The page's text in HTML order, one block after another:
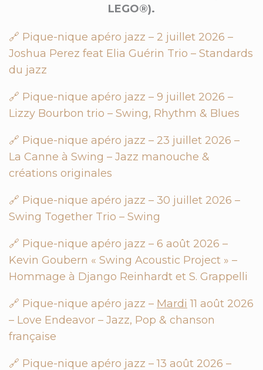
LEGO®).
🔗 Pique-nique apéro jazz – 2 juillet 2026 –
Joshua Perez feat Elia Guérin Trio – Standards
du jazz
🔗 Pique-nique apéro jazz – 9 juillet 2026 –
Lizzy Bourbon trio – Swing, Rhythm & Blues
🔗 Pique-nique apéro jazz – 23 juillet 2026 –
La Canne à Swing – Jazz manouche &
créations originales
🔗 Pique-nique apéro jazz – 30 juillet 2026 –
Swing Together Trio – Swing
🔗 Pique-nique apéro jazz – 6 août 2026 –
Kevin Goubern « Swing Acoustic Project » –
Hommage à Django Reinhardt et S. Grappelli
🔗 Pique-nique apéro jazz – Mardi 11 août 2026
– Love Endeavor – Jazz, Pop & chanson
française
🔗 Pique-nique apéro jazz – 13 août 2026 –